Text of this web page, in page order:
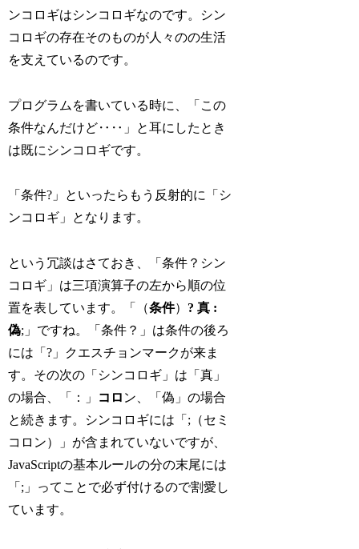
ンコロギはシンコロギなのです。シン
コロギの存在そのものが人々のの生活
を支えているのです。
プログラムを書いている時に、「この
条件なんだけど‥‥」と耳にしたとき
は既にシンコロギです。
「条件?」といったらもう反射的に「シ
ンコロギ」となります。
という冗談はさておき、「条件？シン
コロギ」は三項演算子の左から順の位
置を表しています。「（条件） ? 真 :
偽;」ですね。「条件？」は条件の後ろ
には「?」クエスチョンマークが来ま
す。その次の「シンコロギ」は「真」
の場合、「：」
コロ ン、「偽」の場合
と続きます。シンコロギには「;（セミ
コロン）」が含まれていないですが、
JavaScriptの基本ルールの分の末尾には
「;」ってことで必ず付けるので割愛し
ています。